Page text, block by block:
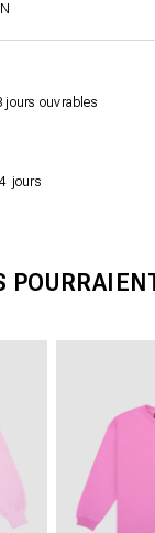
jours ouvrables
jours